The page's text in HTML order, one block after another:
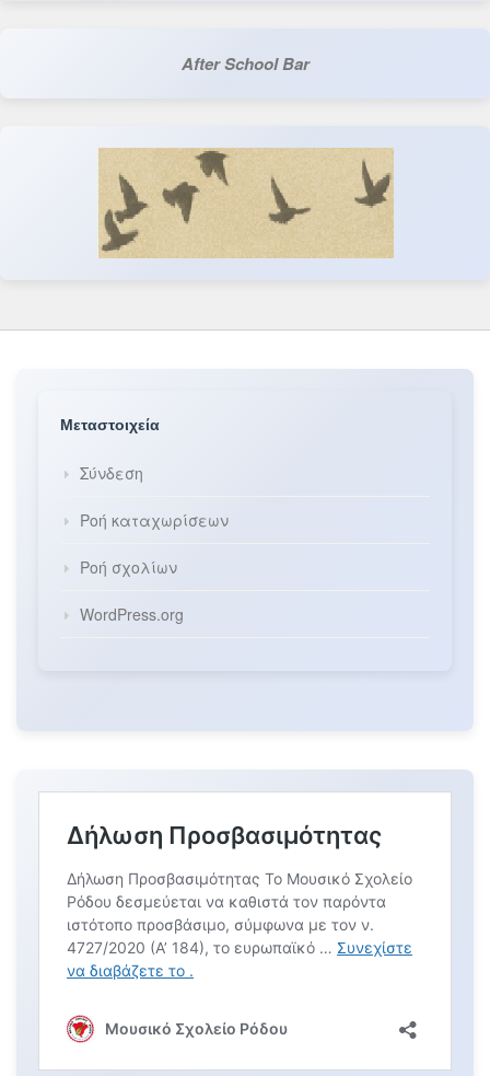
After School Bar
Μεταστοιχεία
Σύνδεση
Ροή καταχωρίσεων
Ροή σχολίων
WordPress.org